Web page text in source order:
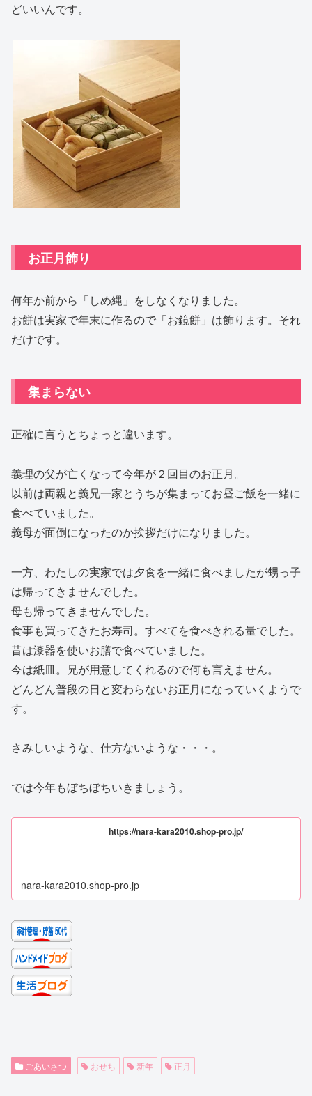
どいいんです。
お正月飾り
何年か前から「しめ縄」をしなくなりました。
お餅は実家で年末に作るので「お鏡餅」は飾ります。それ
だけです。
集まらない
正確に言うとちょっと違います。
義理の父が亡くなって今年が２回目のお正月。
以前は両親と義兄一家とうちが集まってお昼ご飯を一緒に
食べていました。
義母が面倒になったのか挨拶だけになりました。
一方、わたしの実家では夕食を一緒に食べましたが甥っ子
は帰ってきませんでした。
母も帰ってきませんでした。
食事も買ってきたお寿司。すべてを食べきれる量でした。
昔は漆器を使いお膳で食べていました。
今は紙皿。兄が用意してくれるので何も言えません。
どんどん普段の日と変わらないお正月になっていくようで
す。
さみしいような、仕方ないような・・・。
では今年もぼちぼちいきましょう。
https://nara-kara2010.shop-pro.jp/
nara-kara2010.shop-pro.jp
ごあいさつ おせち 新年 正月